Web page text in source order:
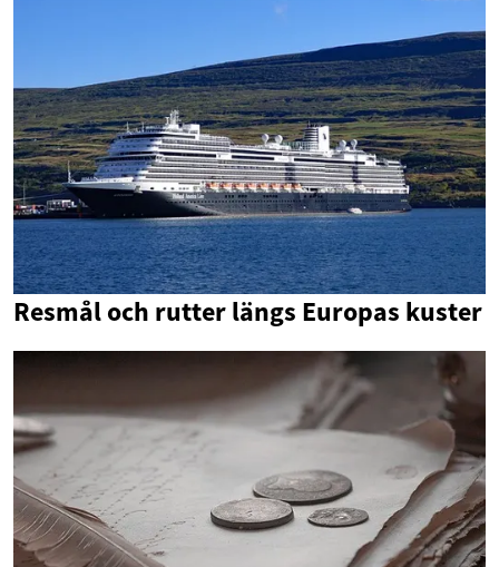
Resmål och rutter längs Europas kuster